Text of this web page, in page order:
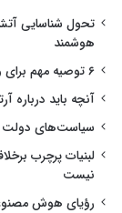
تحول شناسایی
هوشمند
۶ توصیه مهم برای والدین پیش از بازگشایی مدارس
آنچه باید درباره
سیاست‌های دولت
لبنیات پرچرب
نیست
رؤیای هوش